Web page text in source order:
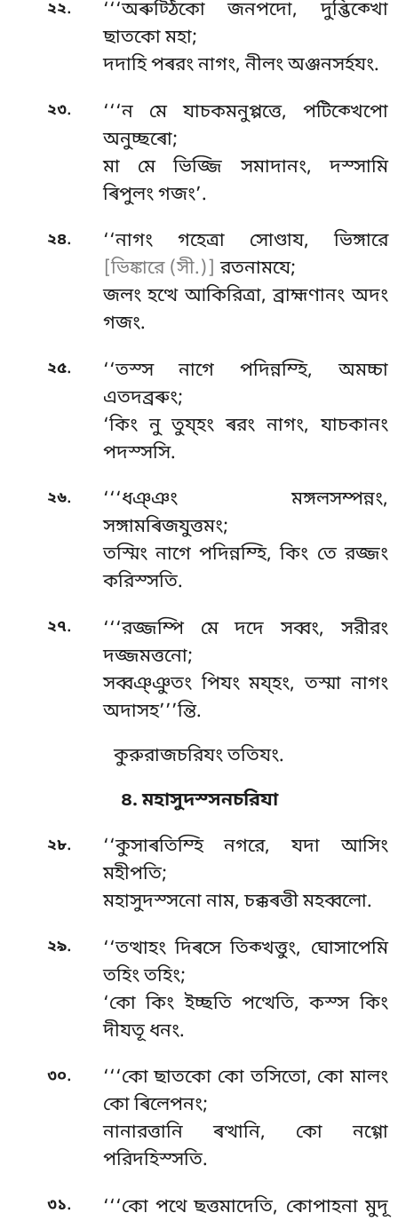
২২.
‘‘‘অৰুট্ঠিকো জনপদো, দুব্ভিক্খো
ছাতকো মহা;
দদাহি পৰরং নাগং, নীলং অঞ্জনসৰ্হযং.
২৩. ‘‘‘ন মে যাচকমনুপ্পত্তে, পটিক্খেপো
অনুচ্ছৰো;
মা মে ভিজ্জি সমাদানং, দস্সামি
ৰিপুলং গজং’.
২৪.
‘‘নাগং গহেত্ৰা সোণ্ডায, ভিঙ্গারে
[ভিঙ্কারে (সী.)] রতনামযে;
জলং হত্থে আকিরিত্ৰা, ব্রাহ্মণানং অদং
গজং.
২৫.
‘‘তস্স নাগে পদিন্নম্হি, অমচ্চা
এতদব্রৰুং;
‘কিং নু তুয্হং ৰরং নাগং, যাচকানং
পদস্সসি.
২৬. ‘‘‘ধঞ্ঞংমঙ্গলসম্পন্নং,
সঙ্গামৰিজযুত্তমং;
তস্মিং নাগে পদিন্নম্হি, কিং তে রজ্জং
করিস্সতি.
২৭.
‘‘‘রজ্জম্পি মে দদে সব্বং, সরীরং
দজ্জমত্তনো;
সব্বঞ্ঞুতং পিযং ময্হং, তস্মা নাগং
অদাসহ’’’ন্তি.
কুরুরাজচরিযং ততিযং.
৪. মহাসুদস্সনচরিযা
২৮.
‘‘কুসাৰতিম্হি নগরে, যদা আসিং
মহীপতি;
মহাসুদস্সনো নাম, চক্কৰত্তী মহব্বলো.
২৯. ‘‘তত্থাহংদিৰসে তিক্খত্তুং, ঘোসাপেমি
তহিং তহিং;
‘কো কিং ইচ্ছতি পত্থেতি, কস্স কিং
দীযতূ ধনং.
৩০.
‘‘‘কো ছাতকো কো তসিতো, কো মালং
কো ৰিলেপনং;
নানারত্তানি ৰত্থানি, কো নগ্গো
পরিদহিস্সতি.
৩১.
‘‘‘কো পথে ছত্তমাদেতি, কোপাহনা মুদূ